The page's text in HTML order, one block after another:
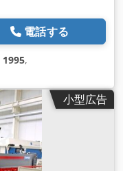
電話する
1995,
小型広告